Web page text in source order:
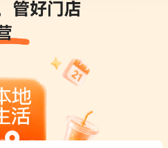
增长方法
有赞专家说
新零售最佳实践